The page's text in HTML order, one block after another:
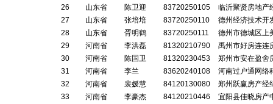
26
山东省 陈卫迎 83720250105
临沂聚贤房地产
27
山东省 张培培 83720250110
德州经济技术开
28
山东省 胥明鹤 83720250111
德州市德城区上
29
河南省 李洪磊 81320210790
禹州市好房连连
30
河南省 陈国卫 81320230453
郑州市安在盈舍
31
河南省 李兰 83620240108
河南过户通网络
32
河南省 裴媛慧 84120130080
郑州跃赢房产经
33
河南省 李豪杰 84120210446
宜阳县佳晓房产